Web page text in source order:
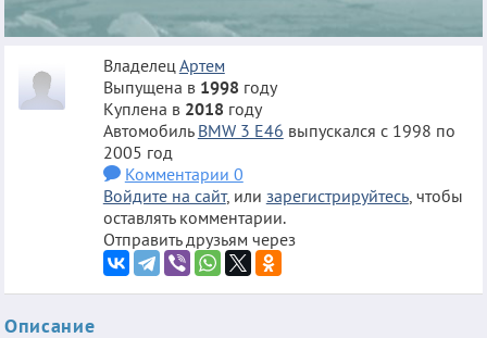
Владелец Артем
Выпущена в 1998 году
Куплена в 2018 году
Автомобиль BMW 3 E46 выпускался с 1998 по
2005 год
Комментарии 0
Войдите на сайт, или зарегистрируйтесь, чтобы
оставлять комментарии.
Отправить друзьям через
Описание